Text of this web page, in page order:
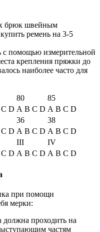
брюк швейным
ремень на 3-5
с помощью измерительной
крепления пряжки до
наиболее часто для
80
85
C D A B C D A B C D
36
38
C D A B C D A B C D
III
IV
C D A B C D A B C D
при помощи
мерки:
должна проходить на
частям